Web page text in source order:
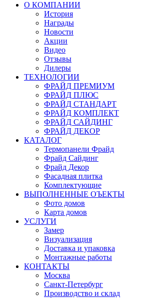
О КОМПАНИИ
История
Награды
Новости
Акции
Видео
Отзывы
Дилеры
ТЕХНОЛОГИИ
ФРАЙД ПРЕМИУМ
ФРАЙД ПЛЮС
ФРАЙД СТАНДАРТ
ФРАЙД КОМПЛЕКТ
ФРАЙД САЙДИНГ
ФРАЙД ДЕКОР
КАТАЛОГ
Термопанели Фрайд
Фрайд Сайдинг
Фрайд Декор
Фасадная плитка
Комплектующие
ВЫПОЛНЕННЫЕ ОЪЕКТЫ
Фото домов
Карта домов
УСЛУГИ
Замер
Визуализация
Доставка и упаковка
Монтажные работы
КОНТАКТЫ
Москва
Санкт-Петербург
Производство и склад